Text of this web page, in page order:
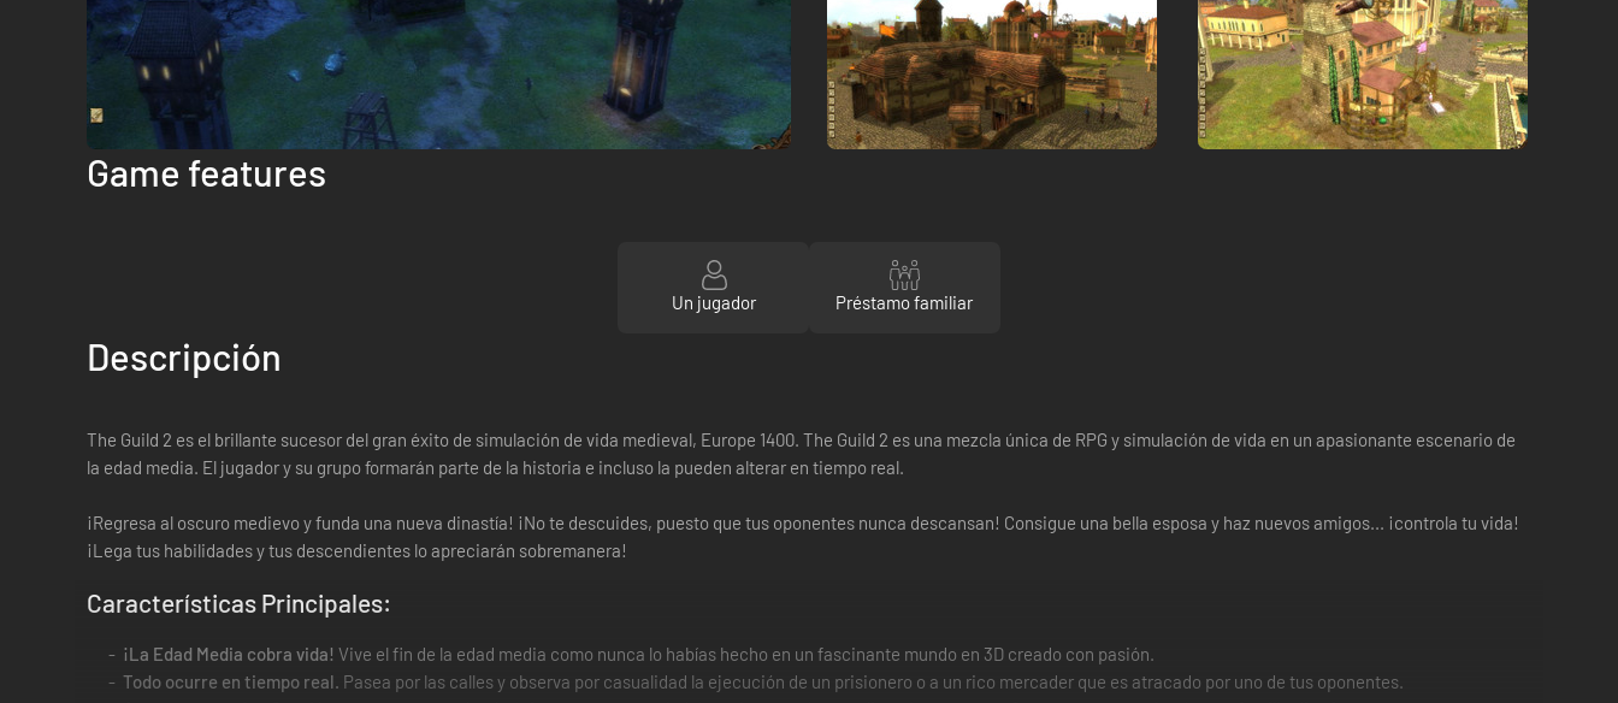
Game features
Un jugador Préstamo familiar
Descripción
The Guild 2 es el brillante sucesor del gran éxito de simulación de vida medieval, Europe 1400. The Guild 2 es una mezcla única de RPG y simulación de vida en un apasionante escenario de
la edad media. El jugador y su grupo formarán parte de la historia e incluso la pueden alterar en tiempo real.
¡Regresa al oscuro medievo y funda una nueva dinastía! ¡No te descuides, puesto que tus oponentes nunca descansan! Consigue una bella esposa y haz nuevos amigos... ¡controla tu vida!
¡Lega tus habilidades y tus descendientes lo apreciarán sobremanera!
Características Principales:
¡La Edad Media cobra vida! Vive el fin de la edad media como nunca lo habías hecho en un fascinante mundo en 3D creado con pasión.
Todo ocurre en tiempo real. Pasea por las calles y observa por casualidad la ejecución de un prisionero o a un rico mercader que es atracado por uno de tus oponentes.